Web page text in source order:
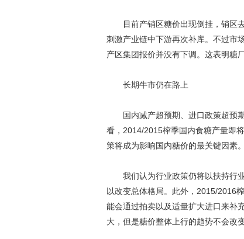
目前产销区糖价出现倒挂，销区去
刺激产业链中下游再次补库。不过市
产区集团报价并没有下调。这表明糖
长期牛市仍在路上
国内减产超预期、进口政策超预期
看，2014/2015榨季国内食糖产量即
策将成为影响国内糖价的最关键因素。
我们认为行业政策仍将以扶持行业
以改变总体格局。此外，2015/2016
能会通过拍卖以及适量扩大进口来补
大，但是糖价整体上行的趋势不会改变